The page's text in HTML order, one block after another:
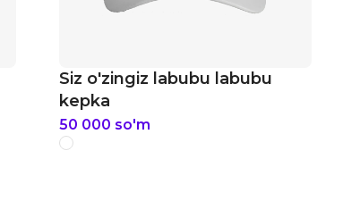
Siz o'zingiz labubu labubu
kepka
50 000 so'm